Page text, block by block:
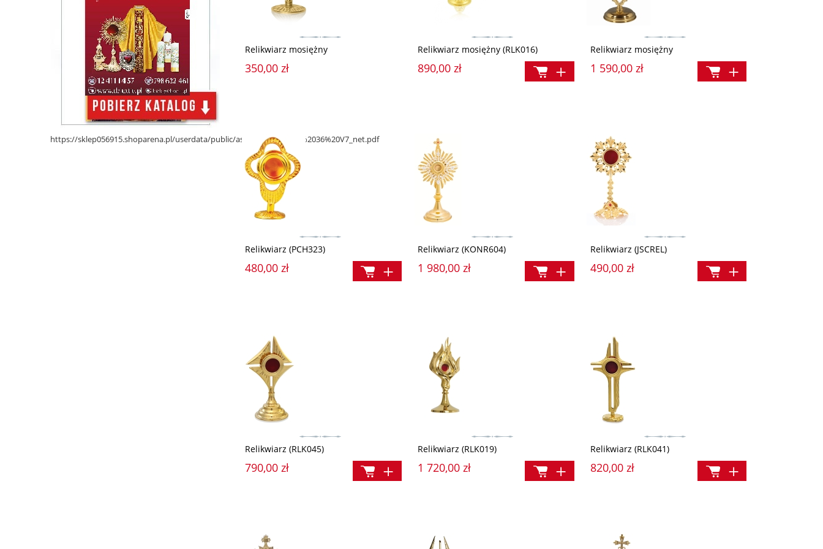
https://sklep056915.shoparena.pl/userdata/public/assets//DELECTIO%2036%20V7_net.pdf
Relikwiarz mosiężny
350,00 zł
Relikwiarz mosiężny (RLK016)
890,00 zł
Relikwiarz mosiężny
1 590,00 zł
Relikwiarz (PCH323)
480,00 zł
Relikwiarz (KONR604)
1 980,00 zł
Relikwiarz (JSCREL)
490,00 zł
Relikwiarz (RLK045)
790,00 zł
Relikwiarz (RLK019)
1 720,00 zł
Relikwiarz (RLK041)
820,00 zł